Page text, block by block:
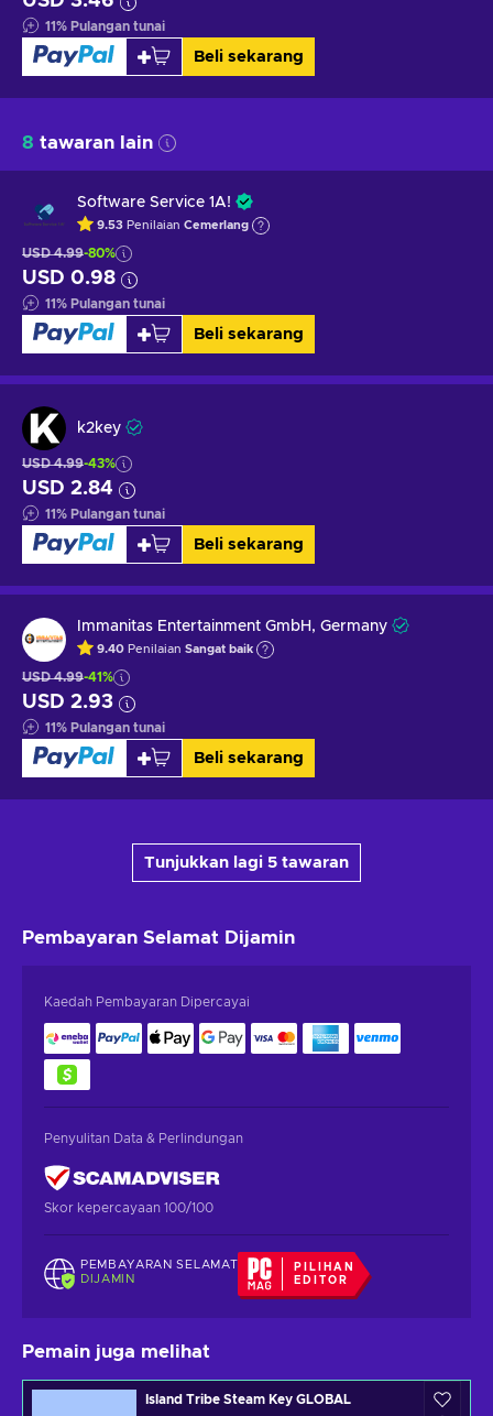
11% Pulangan tunai
Beli sekarang
8 tawaran lain
Software Service 1A!
9.53 Penilaian Cemerlang
USD 4.99-80%
USD 0.98
11% Pulangan tunai
Beli sekarang
k2key
USD 4.99-43%
USD 2.84
11% Pulangan tunai
Beli sekarang
Immanitas Entertainment GmbH, Germany
9.40 Penilaian Sangat baik
USD 4.99-41%
USD 2.93
11% Pulangan tunai
Beli sekarang
Tunjukkan lagi 5 tawaran
Pembayaran Selamat Dijamin
Kaedah Pembayaran Dipercayai
Penyulitan Data & Perlindungan
Skor kepercayaan 100/100
PEMBAYARAN SELAMAT
DIJAMIN
PILIHAN
EDITOR
Pemain juga melihat
Island Tribe Steam Key GLOBAL